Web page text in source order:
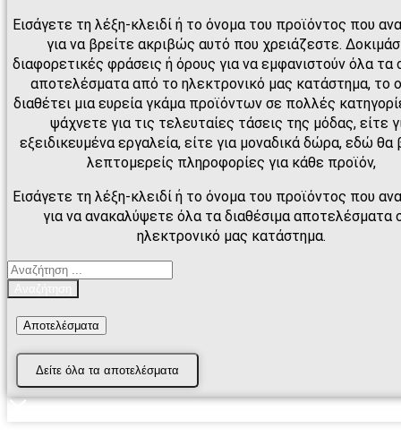
Εισάγετε τη λέξη-κλειδί ή το όνομα του προϊόντος που
για να βρείτε ακριβώς αυτό που χρειάζεστε.
διαφορετικές φράσεις ή όρους για να εμφανιστούν όλα τα
αποτελέσματα από το ηλεκτρονικό μας κατάστημα, το
διαθέτει μια ευρεία γκάμα προϊόντων σε πολλές
ψάχνετε για τις τελευταίες τάσεις της μόδας, είτε
εξειδικευμένα εργαλεία, είτε για μοναδικά δώρα, εδώ θα
λεπτομερείς πληροφορίες για κάθε προϊόν,
Εισάγετε τη λέξη-κλειδί ή το όνομα του προϊόντος που
για να ανακαλύψετε όλα τα διαθέσιμα αποτελέσματα
ηλεκτρονικό μας κατάστημα.
Search
...
Αποτελέσματα
Δείτε όλα τα αποτελέσματα